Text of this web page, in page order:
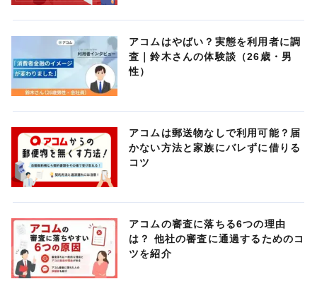
アコムはやばい？実態を利用者に調
査｜鈴木さんの体験談（26歳・男
性）
アコムは郵送物なしで利用可能？届
かない方法と家族にバレずに借りる
コツ
アコムの審査に落ちる6つの理由
は？ 他社の審査に通過するためのコ
ツを紹介